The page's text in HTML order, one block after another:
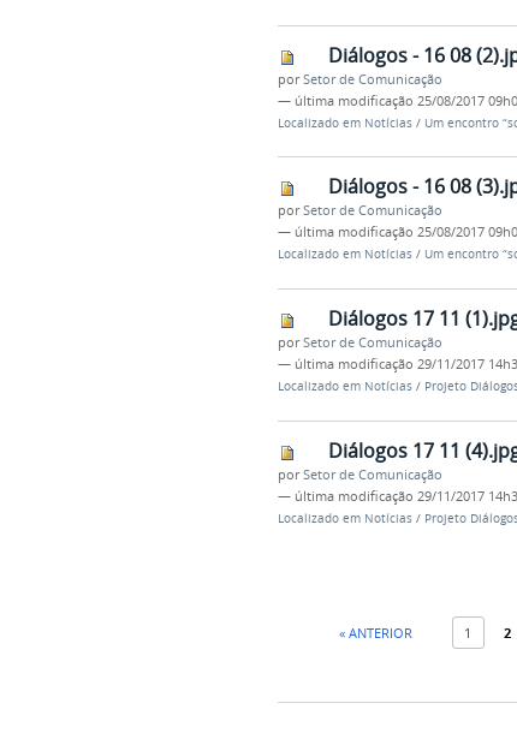
Diálogos - 16 08
porSetor de Comunicação
— última modificação 25/08/2017
Localizado em Notícias / Um encontro
Diálogos - 16 08
porSetor de Comunicação
— última modificação 25/08/2017
Localizado em Notícias / Um encontro
Diálogos 17 11
porSetor de Comunicação
— última modificação 29/11/2017
Localizado em Notícias / Projeto
Diálogos 17 11
porSetor de Comunicação
— última modificação 29/11/2017
Localizado em Notícias / Projeto
« ANTERIOR 1 2